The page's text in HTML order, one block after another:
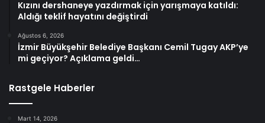
Kızını dershaneye yazdırmak için yarışmaya katıldı:
Aldığı teklif hayatını değiştirdi
Ağustos 6, 2026
İzmir Büyükşehir Belediye Başkanı Cemil Tugay AKP’ye
mi geçiyor? Açıklama geldi…
Rastgele Haberler
Mart 14, 2026